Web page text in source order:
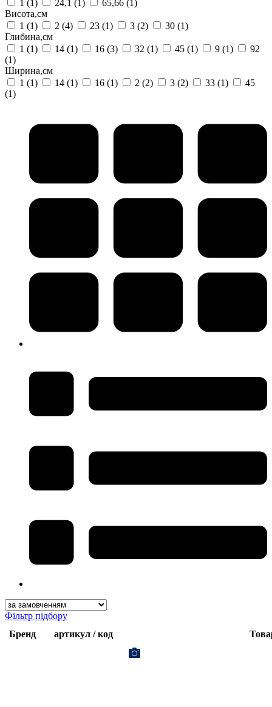
1 (1) 24,1 (1) 65,66 (1)
Висота,см
1 (1) 2 (4) 23 (1) 3 (2) 30 (1)
Глибина,см
1 (1) 14 (1) 16 (3) 32 (1) 45 (1) 9 (1)
92
(1)
Ширина,см
1 (1) 14 (1) 16 (1) 2 (2) 3 (2) 33 (1)
45
(1)
Фільтр підбору
Бренд
артикул / код